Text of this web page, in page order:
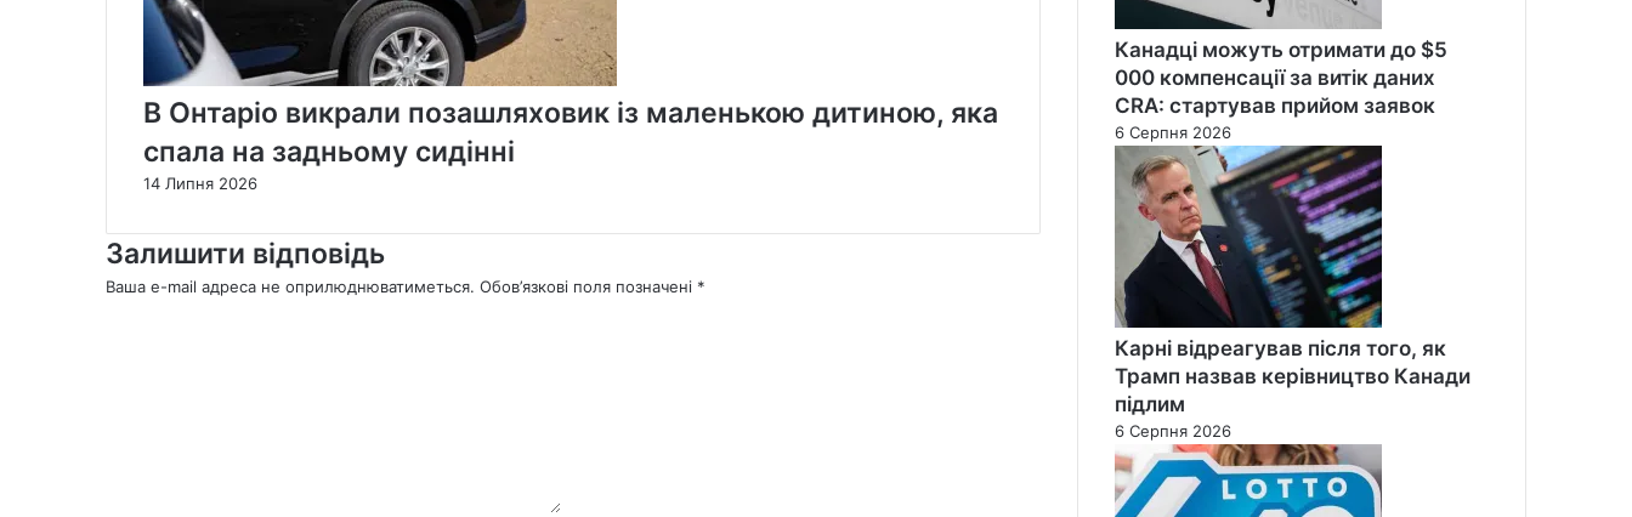
В Онтаріо викрали позашляховик із маленькою дитиною, яка
спала на задньому сидінні
14 Липня 2026
Залишити відповідь
Ваша e-mail адреса не оприлюднюватиметься. Обов’язкові поля позначені *
Канадці можуть отримати до $5
000 компенсації за витік даних
CRA: стартував прийом заявок
6 Серпня 2026
Карні відреагував після того, як
Трамп назвав керівництво Канади
підлим
6 Серпня 2026